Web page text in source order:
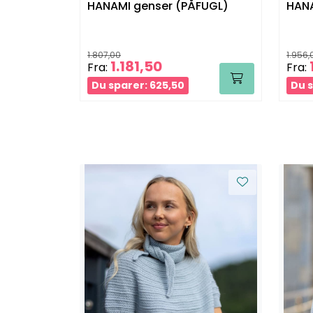
HANAMI genser (PÅFUGL)
1.807,00
Fra: 1.181,50
Du sparer: 625,50
Fra:
Du